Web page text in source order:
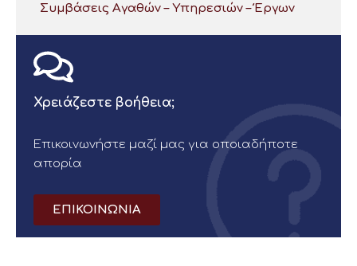
Συμβάσεις Αγαθών – Υπηρεσιών – Έργων
Χρειάζεστε βοήθεια;
Επικοινωνήστε μαζί μας για οποιαδήποτε
απορία
ΕΠΙΚΟΙΝΩΝΙΑ